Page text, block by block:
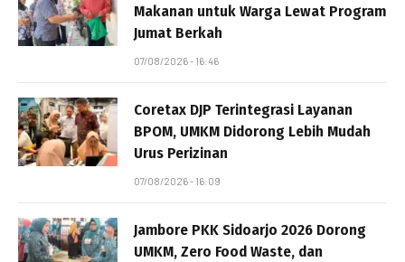
Makanan untuk Warga Lewat Program
Jumat Berkah
07/08/2026 - 16:46
Coretax DJP Terintegrasi Layanan
BPOM, UMKM Didorong Lebih Mudah
Urus Perizinan
07/08/2026 - 16:09
Jambore PKK Sidoarjo 2026 Dorong
UMKM, Zero Food Waste, dan